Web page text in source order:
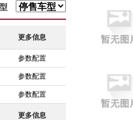
更多信息
参数配置
参数配置
参数配置
更多信息